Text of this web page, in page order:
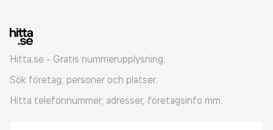
Hitta.se - Gratis nummerupplysning.
Sök företag, personer och platser.
Hitta telefonnummer, adresser, företagsinfo mm.